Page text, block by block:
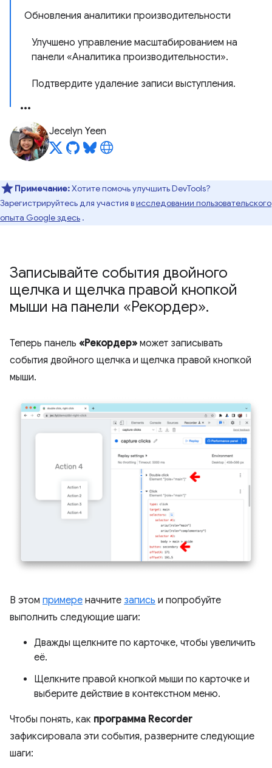
Обновления аналитики производительности
Улучшено управление масштабированием на
панели «Аналитика производительности».
Подтвердите удаление записи выступления.
Jecelyn Yeen
Примечание:Хотите помочь улучшить DevTools?
Зарегистрируйтесь для участия висследовании пользовательского
опыта Google здесь .
Записывайте события двойного
щелчка и щелчка правой кнопкой
мыши на панели «Рекордер».
Теперь панель «Рекордер» может записывать
события двойного щелчка и щелчка правой кнопкой
мыши.
В этом примере начните запись и попробуйте
выполнить следующие шаги:
Дважды щелкните по карточке, чтобы увеличить
её.
Щелкните правой кнопкой мыши по карточке и
выберите действие в контекстном меню.
Чтобы понять, как программа Recorder
зафиксировала эти события, разверните следующие
шаги: